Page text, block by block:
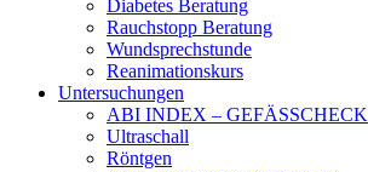
Diabetes Beratung
Rauchstopp Beratung
Wundsprechstunde
Reanimationskurs
Untersuchungen
ABI INDEX – GEFÄSSCHECK
Ultraschall
Röntgen